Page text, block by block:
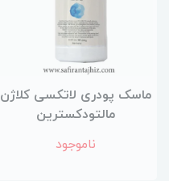
ماسک پودری لاتکسی کلاژن
مالتودکسترین
ناموجود